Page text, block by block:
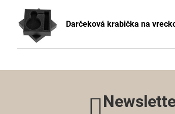
Darčeková krabička na